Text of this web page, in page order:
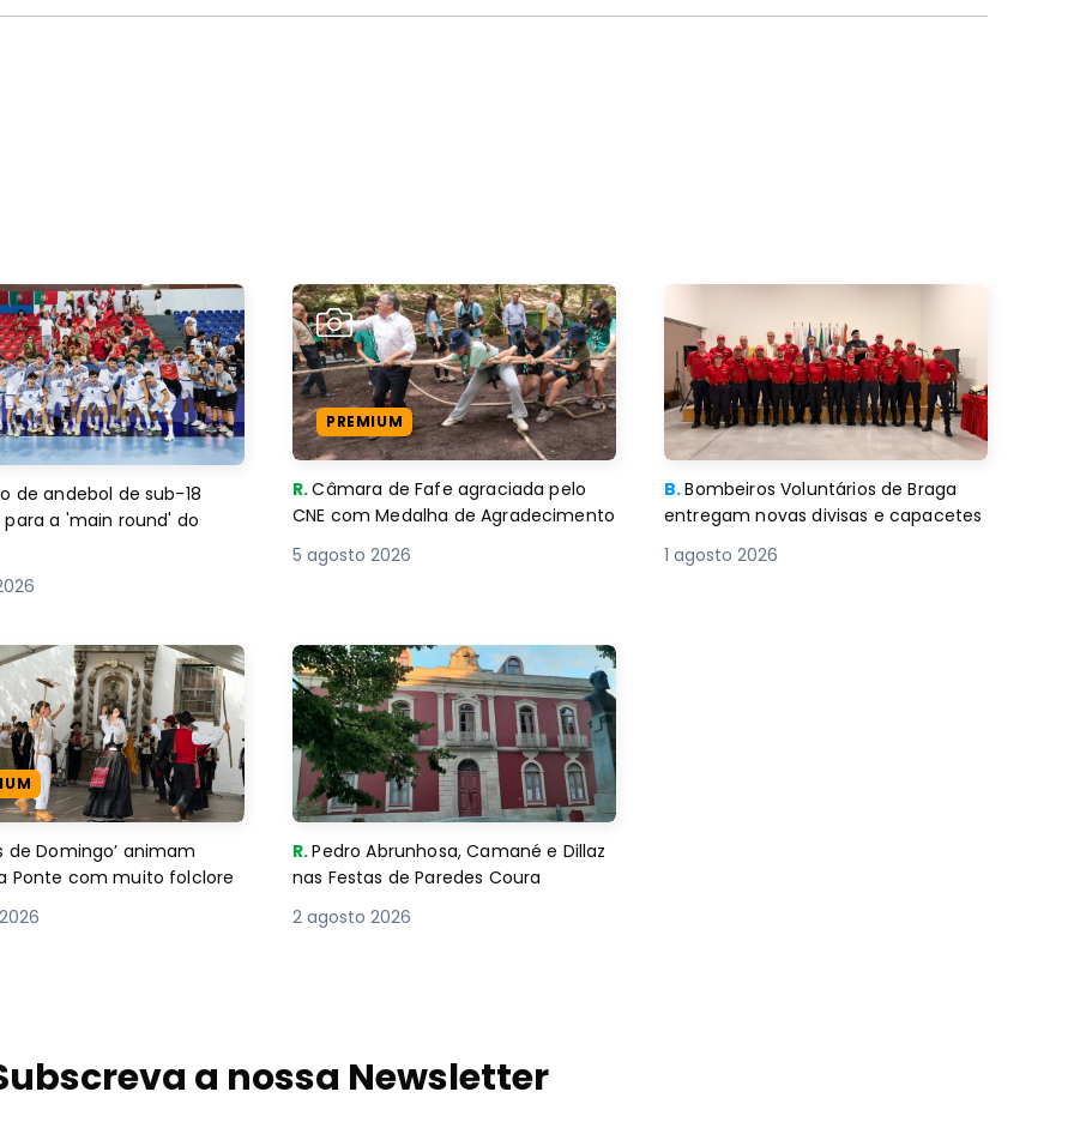
de andebol de sub-18
a 'main round' do
PREMIUM
R.Câmara de Fafe agraciada pelo
CNE com Medalha de Agradecimento
5 agosto 2026
B.Bombeiros Voluntários de Braga
entregam novas divisas e capacetes
1 agosto 2026
de Domingo’ animam
Ponte com muito folclore
R.Pedro Abrunhosa, Camané e Dillaz
nas Festas de Paredes Coura
2 agosto 2026
a nossa Newsletter